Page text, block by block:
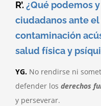
R’. ¿Qué podemos
ciudadanos ante
contaminación
salud física y
YG. No rendirse ni
defender los derechos
y perseverar.